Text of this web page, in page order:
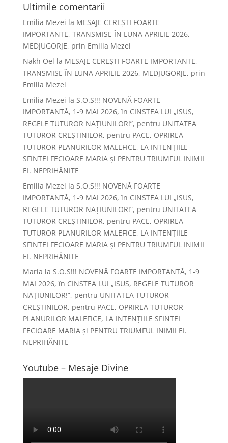
Ultimile comentarii
Emilia Mezei la MESAJE CEREȘTI FOARTE
IMPORTANTE, TRANSMISE ÎN LUNA APRILIE 2026,
MEDJUGORJE, prin Emilia Mezei
Nakh Oel la MESAJE CEREȘTI FOARTE IMPORTANTE,
TRANSMISE ÎN LUNA APRILIE 2026, MEDJUGORJE, prin
Emilia Mezei
Emilia Mezei la S.O.S!!! NOVENĂ FOARTE
IMPORTANTĂ, 1-9 MAI 2026, în CINSTEA LUI „ISUS,
REGELE TUTUROR NAȚIUNILOR!”, pentru UNITATEA
TUTUROR CREȘTINILOR, pentru PACE, OPRIREA
TUTUROR PLANURILOR MALEFICE, LA INTENȚIILE
SFINTEI FECIOARE MARIA și PENTRU TRIUMFUL INIMII
EI. NEPRIHĂNITE
Emilia Mezei la S.O.S!!! NOVENĂ FOARTE
IMPORTANTĂ, 1-9 MAI 2026, în CINSTEA LUI „ISUS,
REGELE TUTUROR NAȚIUNILOR!”, pentru UNITATEA
TUTUROR CREȘTINILOR, pentru PACE, OPRIREA
TUTUROR PLANURILOR MALEFICE, LA INTENȚIILE
SFINTEI FECIOARE MARIA și PENTRU TRIUMFUL INIMII
EI. NEPRIHĂNITE
Maria la S.O.S!!! NOVENĂ FOARTE IMPORTANTĂ, 1-9
MAI 2026, în CINSTEA LUI „ISUS, REGELE TUTUROR
NAȚIUNILOR!”, pentru UNITATEA TUTUROR
CREȘTINILOR, pentru PACE, OPRIREA TUTUROR
PLANURILOR MALEFICE, LA INTENȚIILE SFINTEI
FECIOARE MARIA și PENTRU TRIUMFUL INIMII EI.
NEPRIHĂNITE
Youtube – Mesaje Divine